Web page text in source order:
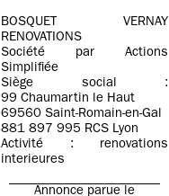
BOSQUET VERNAY
RENOVATIONS
Société par Actions
Simplifiée
Siège social :
99 Chaumartin le Haut
69560 Saint-Romain-en-Gal
881 897 995 RCS Lyon
Activité : renovations
interieures
Annonce parue le